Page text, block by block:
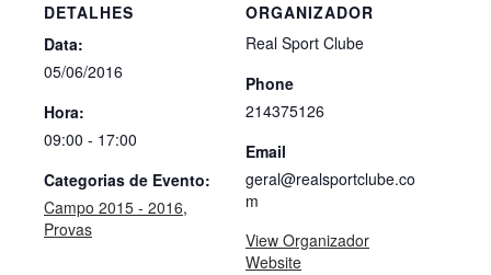
DETALHES
Data:
05/06/2016
Hora:
09:00 - 17:00
Categorias de Evento:
Campo 2015 - 2016,
Provas
ORGANIZADOR
Real Sport Clube
Phone
214375126
Email
geral@realsportclube.co
m
View Organizador
Website